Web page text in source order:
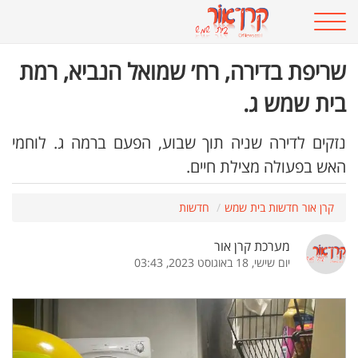
שריפת בדירה, רח׳ שמואל הנביא, רמת
בית שמש ג.
נזקים לדירה שניה תוך שבוע, הפעם ברמה ג. לוחמי
האש בפעולה מצילת חיים.
קרן אור חדשות בית שמש חדשות
מערכת קרן אור
יום שישי, 18 באוגוסט 2023, 03:43